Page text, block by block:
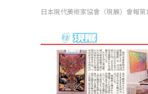
日本現代美術家協會（現展）會報第